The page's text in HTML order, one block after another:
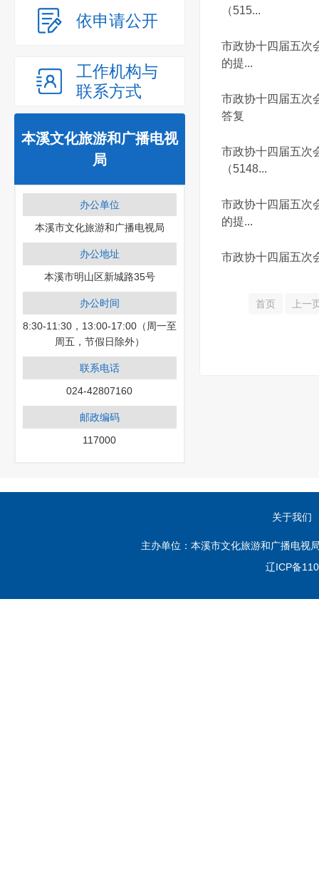
依申请公开
工作机构与
联系方式
本溪文化旅游和广播电视
局
办公单位
本溪市文化旅游和广播电视局
办公地址
本溪市明山区新城路35号
办公时间
8:30-11:30，13:00-17:00（周一至
周五，节假日除外）
联系电话
024-42807160
邮政编码
117000
（515...
市政协十四届五次
的提...
市政协十四届五次
答复
市政协十四届五次
（5148...
市政协十四届五次
的提...
市政协十四届五次
首页 上一
关于我们
主办单位：本溪市文化旅游和广播电
辽ICP备